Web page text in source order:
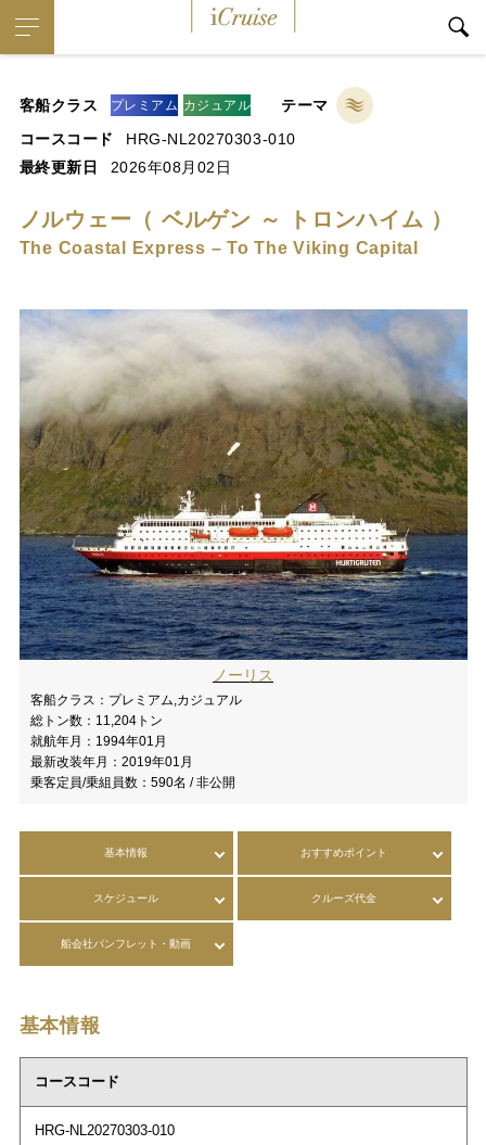
客船クラス プレミアム カジュアル
テーマ
コースコード
HRG-NL20270303-010
最終更新日
2026年08月02日
ノルウェー（ ベルゲン ～ トロンハイム ）
The Coastal Express – To The Viking Capital
ノーリス
客船クラス： プレミアム,カジュアル
総トン数： 11,204トン
就航年月： 1994年01月
最新改装年月： 2019年01月
乗客定員/乗組員数： 590名 / 非公開
基本情報 おすすめポイント
スケジュール クルーズ代金
船会社パンフレット・動画
基本情報
コースコード
HRG-NL20270303-010